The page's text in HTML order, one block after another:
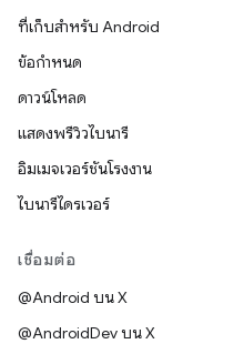
ที่เก็บสำหรับ Android
ข้อกำหนด
ดาวน์โหลด
แสดงพรีวิวไบนารี
อิมเมจเวอร์ชันโรงงาน
ไบนารีไดรเวอร์
เชื่อมต่อ
@Android บน X
@AndroidDev บน X